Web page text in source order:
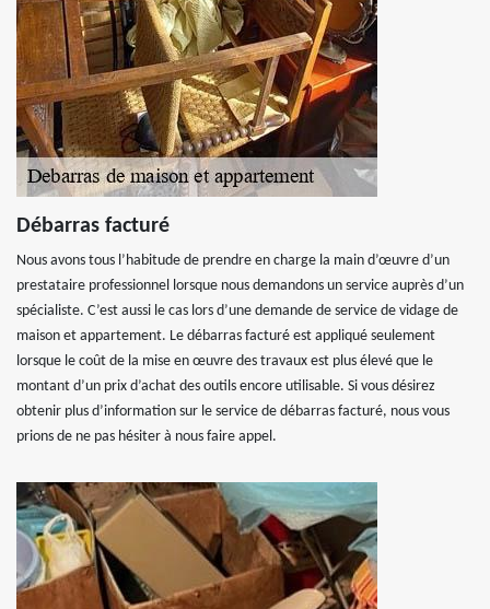
Débarras facturé
Nous avons tous l’habitude de prendre en charge la main d’œuvre d’un
prestataire professionnel lorsque nous demandons un service auprès d’un
spécialiste. C’est aussi le cas lors d’une demande de service de vidage de
maison et appartement. Le débarras facturé est appliqué seulement
lorsque le coût de la mise en œuvre des travaux est plus élevé que le
montant d’un prix d’achat des outils encore utilisable. Si vous désirez
obtenir plus d’information sur le service de débarras facturé, nous vous
prions de ne pas hésiter à nous faire appel.